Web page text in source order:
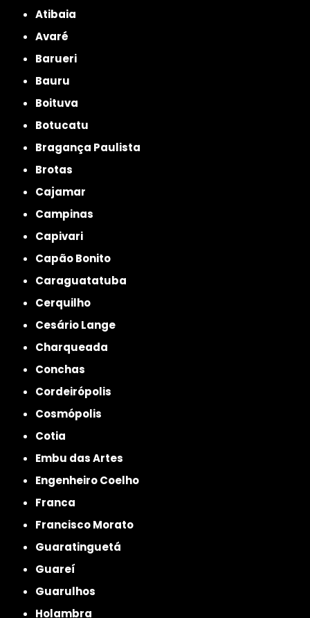
Atibaia
Avaré
Barueri
Bauru
Boituva
Botucatu
Bragança Paulista
Brotas
Cajamar
Campinas
Capivari
Capão Bonito
Caraguatatuba
Cerquilho
Cesário Lange
Charqueada
Conchas
Cordeirópolis
Cosmópolis
Cotia
Embu das Artes
Engenheiro Coelho
Franca
Francisco Morato
Guaratinguetá
Guareí
Guarulhos
Holambra